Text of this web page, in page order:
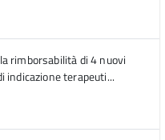
rimborsabilità di 4 nuovi
terapeuti...